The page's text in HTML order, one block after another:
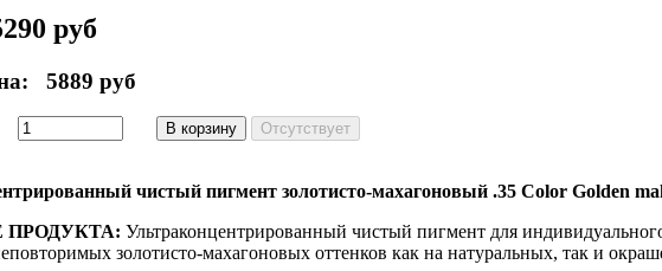
руб
5889 руб
чистый пигмент золотисто-махагоновый .35 Color Golden
ПРОДУКТА: Ультраконцентрированный чистый пигмент для
золотисто-махагоновых оттенков как на натуральных, так и